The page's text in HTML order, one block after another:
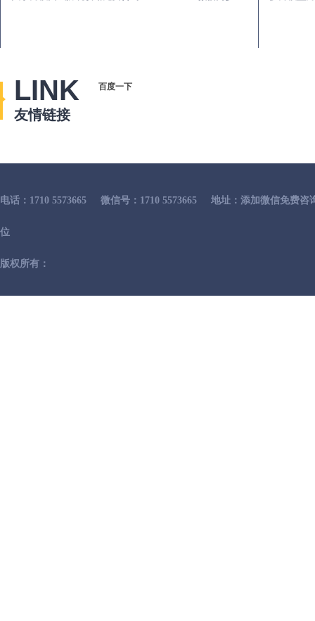
LINK
友情链接
百度一下
电话：1710 5573665 微信号：1710 5573665 地址：添加微信免费咨
位
版权所有：